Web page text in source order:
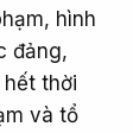
hình
đảng,
thời
và tổ